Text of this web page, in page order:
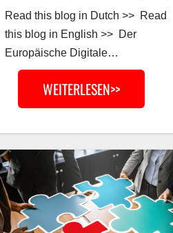
Read this blog in Dutch >> Read
this blog in English >> Der
Europäische Digitale…
WEITERLESEN>>